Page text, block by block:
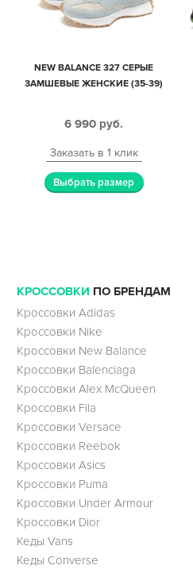
NEW BALANCE 327 СЕРЫЕ
ЗАМШЕВЫЕ ЖЕНСКИЕ (35-39)
6 990 руб.
Заказать в 1 клик
Выбрать размер
КРОССОВКИ ПО БРЕНДАМ
Кроссовки Adidas
Кроссовки Nike
Кроссовки New Balance
Кроссовки Balenciaga
Кроссовки Alex McQueen
Кроссовки Fila
Кроссовки Versace
Кроссовки Reebok
Кроссовки Asics
Кроссовки Puma
Кроссовки Under Armour
Кроссовки Dior
Кеды Vans
Кеды Converse